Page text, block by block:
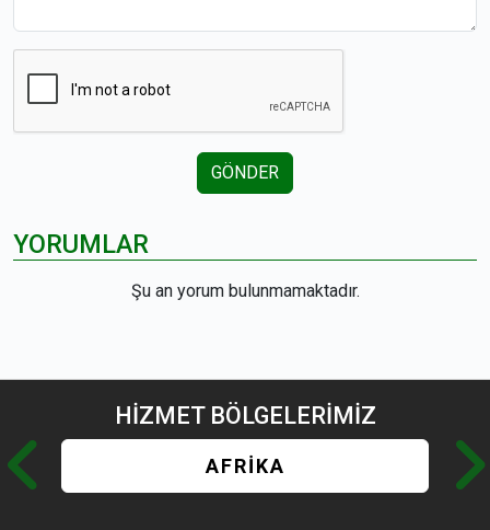
GÖNDER
YORUMLAR
Şu an yorum bulunmamaktadır.
HİZMET BÖLGELERİMİZ
AFRİKA